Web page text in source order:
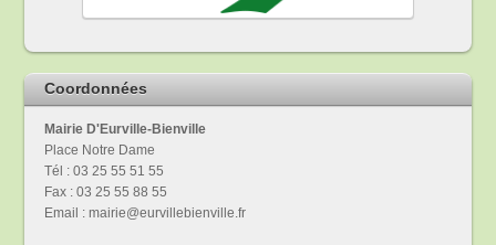
Coordonnées
Mairie D'Eurville-Bienville
Place Notre Dame
Tél : 03 25 55 51 55
Fax : 03 25 55 88 55
Email : mairie@eurvillebienville.fr